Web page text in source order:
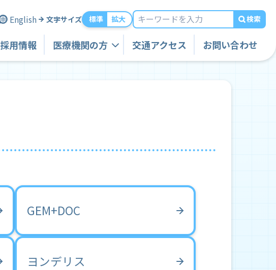
English 文字サイズ 標準 拡大 検索
採用情報 医療機関の方 交通アクセス お問い合わせ
GEM+DOC
ヨンデリス